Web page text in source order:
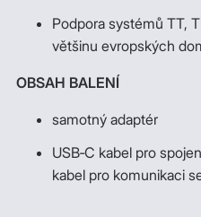
Podpora systémů TT,
většinu evropských
OBSAH BALENÍ
samotný adaptér
USB‑C kabel pro
kabel pro komunikaci